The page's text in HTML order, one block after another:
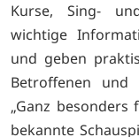
Kurse, Sing-
wichtige
und geben
Betroffenen und
„Ganz
bekannte